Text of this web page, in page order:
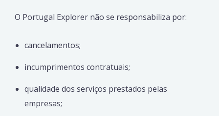
O Portugal Explorer não se responsabiliza por:
cancelamentos;
incumprimentos contratuais;
qualidade dos serviços prestados pelas
empresas;